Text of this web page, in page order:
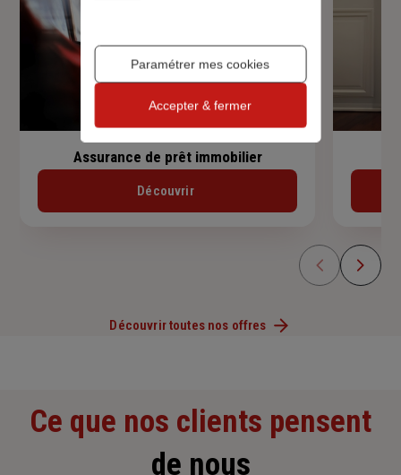
Assurance de prêt immobilier
Découvrir
Découvrir toutes nos offres
Ce que nos clients pensent
de nous
Paramétrer mes cookies
Accepter & fermer